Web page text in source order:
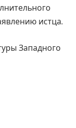
истца.
Западного